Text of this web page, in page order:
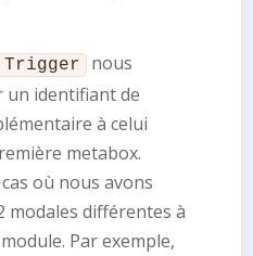
Trigger
nous
identifiant de
à celui
metabox.
où nous avons
modales différentes à
Par exemple,